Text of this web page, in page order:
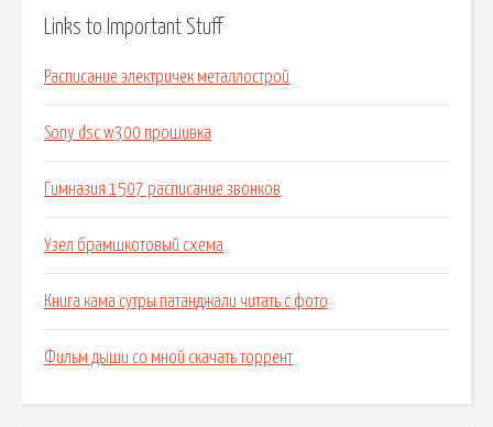
Links to Important Stuff
Расписание электричек металлострой
Sony dsc w300 прошивка
Гимназия 1507 расписание звонков
Узел брамшкотовый схема
Книга кама сутры патанджали читать с фото
Фильм дыши со мной скачать торрент